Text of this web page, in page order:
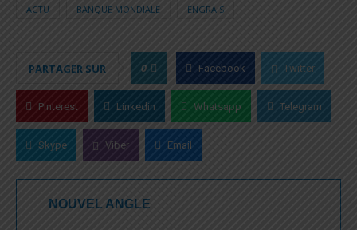
ACTU BANQUE MONDIALE ENGRAIS
PARTAGER SUR 0 Facebook Twitter
Pinterest Linkedin Whatsapp Telegram
Skype Viber Email
NOUVEL ANGLE